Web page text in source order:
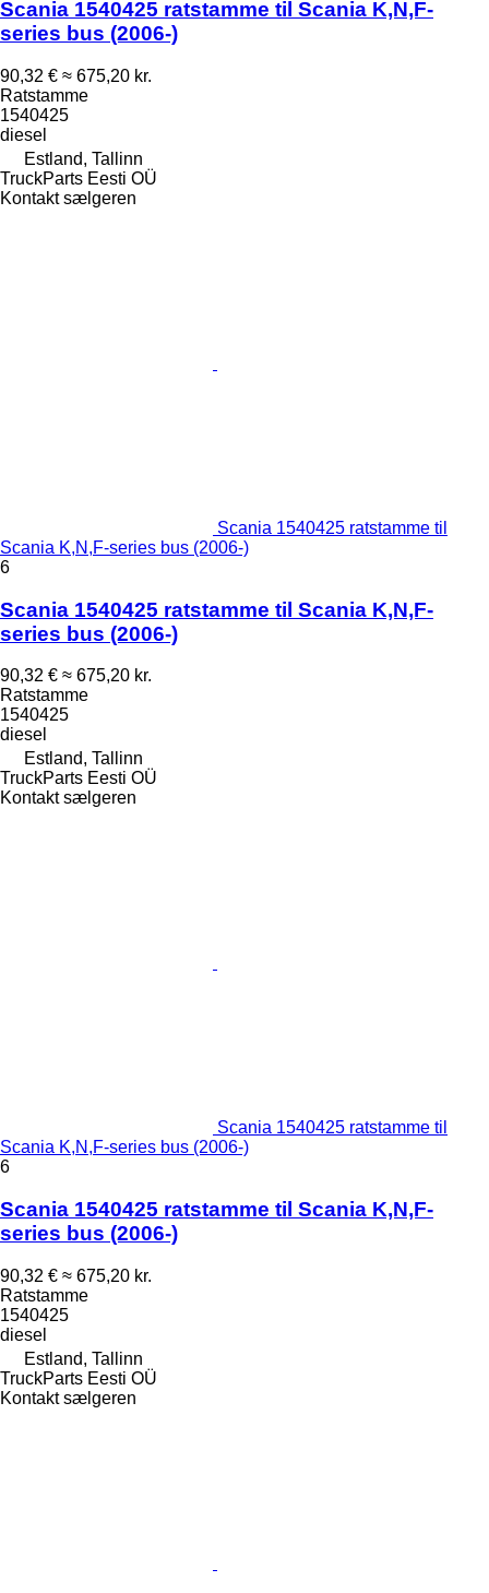
Scania 1540425 ratstamme til Scania K,N,F-
series bus (2006-)
90,32 € ≈ 675,20 kr.
Ratstamme
1540425
diesel
Estland, Tallinn
TruckParts Eesti OÜ
Kontakt sælgeren
Scania 1540425 ratstamme til
Scania K,N,F-series bus (2006-)
6
Scania 1540425 ratstamme til Scania K,N,F-
series bus (2006-)
90,32 € ≈ 675,20 kr.
Ratstamme
1540425
diesel
Estland, Tallinn
TruckParts Eesti OÜ
Kontakt sælgeren
Scania 1540425 ratstamme til
Scania K,N,F-series bus (2006-)
6
Scania 1540425 ratstamme til Scania K,N,F-
series bus (2006-)
90,32 € ≈ 675,20 kr.
Ratstamme
1540425
diesel
Estland, Tallinn
TruckParts Eesti OÜ
Kontakt sælgeren